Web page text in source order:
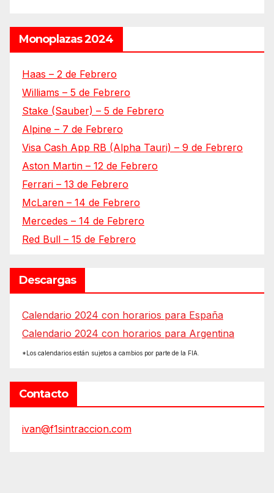
Monoplazas 2024
Haas – 2 de Febrero
Williams – 5 de Febrero
Stake (Sauber) – 5 de Febrero
Alpine – 7 de Febrero
Visa Cash App RB (Alpha Tauri) – 9 de Febrero
Aston Martin – 12 de Febrero
Ferrari – 13 de Febrero
McLaren – 14 de Febrero
Mercedes – 14 de Febrero
Red Bull – 15 de Febrero
Descargas
Calendario 2024 con horarios para España
Calendario 2024 con horarios para Argentina
*Los calendarios están sujetos a cambios por parte de la FIA.
Contacto
ivan@f1sintraccion.com